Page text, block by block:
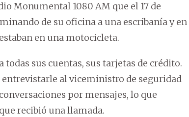
Monumental 1080 AM que el 17 de
de su oficina a una escribanía y en
en una motocicleta.
sus cuentas, sus tarjetas de crédito.
entrevistarle al viceministro de seguridad
por mensajes, lo que
recibió una llamada.